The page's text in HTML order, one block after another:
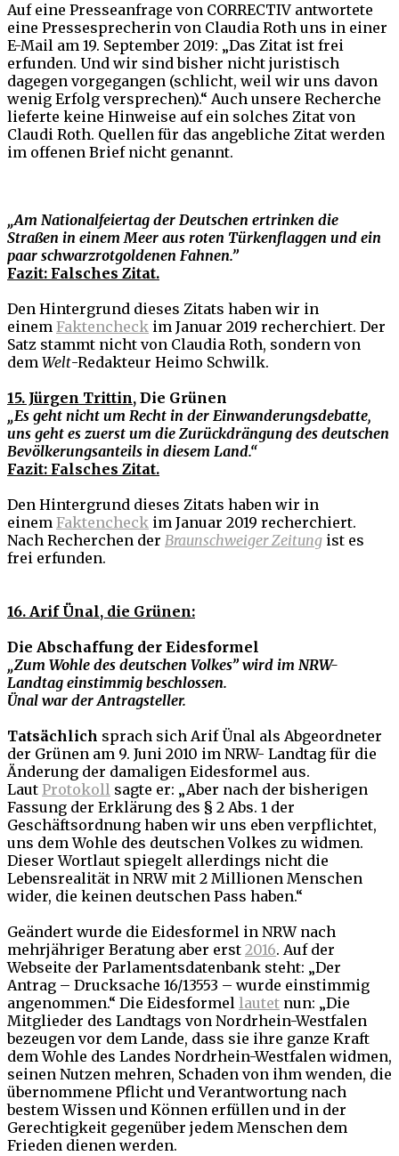
Auf eine Presseanfrage von CORRECTIV antwortete
eine Pressesprecherin von Claudia Roth uns in einer
E-Mail am 19. September 2019: „Das Zitat ist frei
erfunden. Und wir sind bisher nicht juristisch
dagegen vorgegangen (schlicht, weil wir uns davon
wenig Erfolg versprechen).“ Auch unsere Recherche
lieferte keine Hinweise auf ein solches Zitat von
Claudi Roth. Quellen für das angebliche Zitat werden
im offenen Brief nicht genannt.
„Am Nationalfeiertag der Deutschen ertrinken die
Straßen in einem Meer aus roten Türkenflaggen und ein
paar schwarzrotgoldenen Fahnen.”
Fazit: Falsches Zitat.
Den Hintergrund dieses Zitats haben wir in
einem Faktencheck im Januar 2019 recherchiert. Der
Satz stammt nicht von Claudia Roth, sondern von
dem Welt-Redakteur Heimo Schwilk.
15. Jürgen Trittin, Die Grünen
„Es geht nicht um Recht in der Einwanderungsdebatte,
uns geht es zuerst um die Zurückdrängung des deutschen
Bevölkerungsanteils in diesem Land.“
Fazit: Falsches Zitat.
Den Hintergrund dieses Zitats haben wir in
einem Faktencheck im Januar 2019 recherchiert.
Nach Recherchen der Braunschweiger Zeitung ist es
frei erfunden.
16. Arif Ünal, die Grünen:
Die Abschaffung der Eidesformel
„Zum Wohle des deutschen Volkes” wird im NRW-
Landtag einstimmig beschlossen.
Ünal war der Antragsteller.
Tatsächlich sprach sich Arif Ünal als Abgeordneter
der Grünen am 9. Juni 2010 im NRW- Landtag für die
Änderung der damaligen Eidesformel aus.
Laut Protokoll sagte er: „Aber nach der bisherigen
Fassung der Erklärung des § 2 Abs. 1 der
Geschäftsordnung haben wir uns eben verpflichtet,
uns dem Wohle des deutschen Volkes zu widmen.
Dieser Wortlaut spiegelt allerdings nicht die
Lebensrealität in NRW mit 2 Millionen Menschen
wider, die keinen deutschen Pass haben.“
Geändert wurde die Eidesformel in NRW nach
mehrjähriger Beratung aber erst 2016. Auf der
Webseite der Parlamentsdatenbank steht: „Der
Antrag – Drucksache 16/13553 – wurde einstimmig
angenommen.“ Die Eidesformel lautet nun: „Die
Mitglieder des Landtags von Nordrhein-Westfalen
bezeugen vor dem Lande, dass sie ihre ganze Kraft
dem Wohle des Landes Nordrhein-Westfalen widmen,
seinen Nutzen mehren, Schaden von ihm wenden, die
übernommene Pflicht und Verantwortung nach
bestem Wissen und Können erfüllen und in der
Gerechtigkeit gegenüber jedem Menschen dem
Frieden dienen werden.